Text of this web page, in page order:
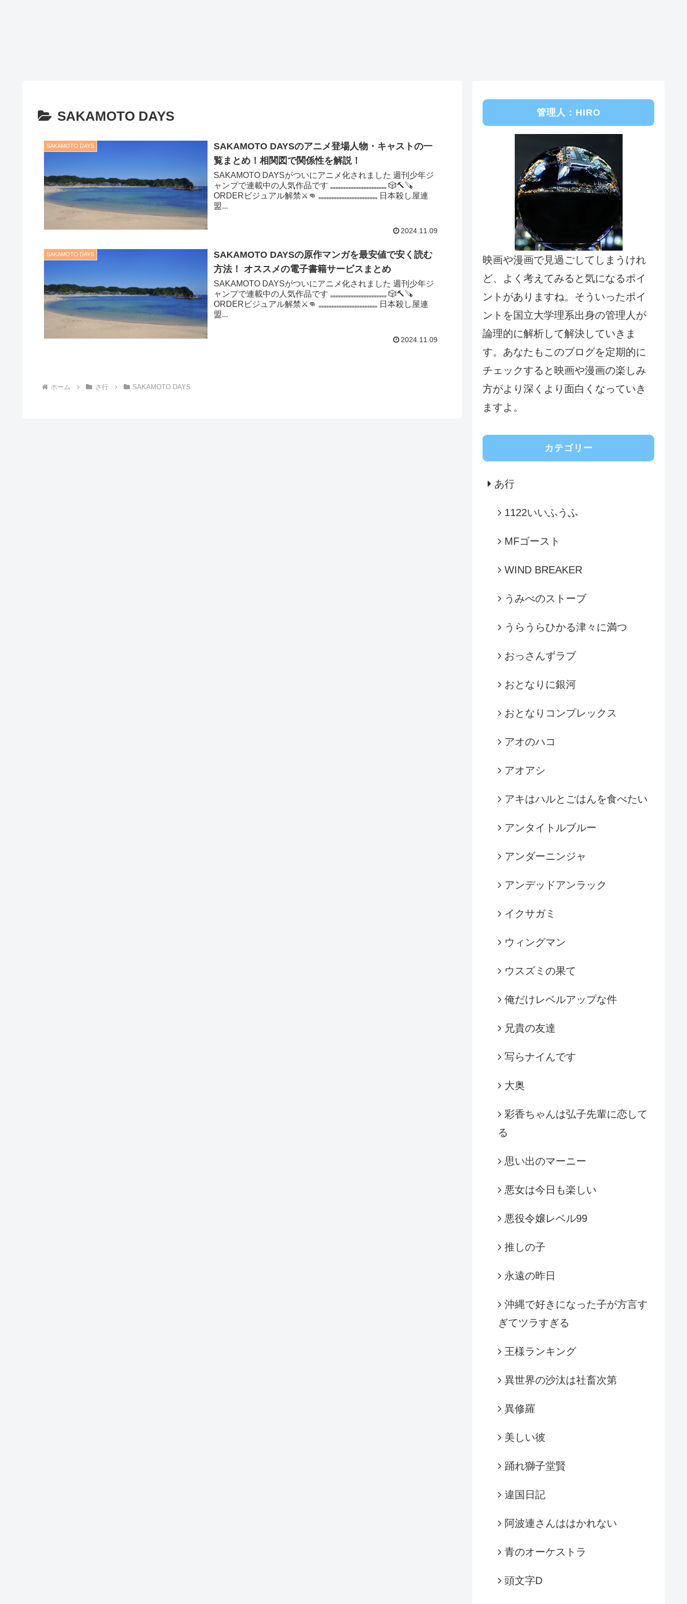
SAKAMOTO DAYS
SAKAMOTO DAYS
SAKAMOTO DAYSのアニメ登場人物・キャストの一
覧まとめ！相関図で関係性を解説！
SAKAMOTO DAYSがついにアニメ化されました 週刊少年ジ
ャンプで連載中の人気作品です ₌₌₌₌₌₌₌₌₌₌₌₌₌₌₌₌₌₌₌₌₌₌ 🎲🔨🪚
ORDERビジュアル解禁⚔️👊 ₌₌₌₌₌₌₌₌₌₌₌₌₌₌₌₌₌₌₌₌₌₌₌ 日本殺し屋連
盟...
2024.11.09
SAKAMOTO DAYS
SAKAMOTO DAYSの原作マンガを最安値で安く読む
方法！ オススメの電子書籍サービスまとめ
SAKAMOTO DAYSがついにアニメ化されました 週刊少年ジ
ャンプで連載中の人気作品です ₌₌₌₌₌₌₌₌₌₌₌₌₌₌₌₌₌₌₌₌₌₌ 🎲🔨🪚
ORDERビジュアル解禁⚔️👊 ₌₌₌₌₌₌₌₌₌₌₌₌₌₌₌₌₌₌₌₌₌₌₌ 日本殺し屋連
盟...
2024.11.09
ホーム さ行 SAKAMOTO DAYS
管理人：HIRO
映画や漫画で見過ごしてしまうけれ
ど、よく考えてみると気になるポイ
ントがありますね。そういったポイ
ントを国立大学理系出身の管理人が
論理的に解析して解決していきま
す。あなたもこのブログを定期的に
チェックすると映画や漫画の楽しみ
方がより深くより面白くなっていき
ますよ。
カテゴリー
あ行
1122いいふうふ
MFゴースト
WIND BREAKER
うみべのストーブ
うらうらひかる津々に満つ
おっさんずラブ
おとなりに銀河
おとなりコンプレックス
アオのハコ
アオアシ
アキはハルとごはんを食べたい
アンタイトルブルー
アンダーニンジャ
アンデッドアンラック
イクサガミ
ウィングマン
ウスズミの果て
俺だけレベルアップな件
兄貴の友達
写らナイんです
大奥
彩香ちゃんは弘子先輩に恋して
る
思い出のマーニー
悪女は今日も楽しい
悪役令嬢レベル99
推しの子
永遠の昨日
沖縄で好きになった子が方言す
ぎてツラすぎる
王様ランキング
異世界の沙汰は社畜次第
異修羅
美しい彼
踊れ獅子堂賢
違国日記
阿波連さんははかれない
青のオーケストラ
頭文字D